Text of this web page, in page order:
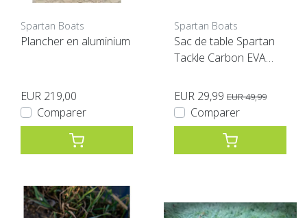
Spartan Boats
Plancher en aluminium
EUR 219,00
Comparer
Spartan Boats
Sac de table Spartan
Tackle Carbon EVA
EUR 29,99 EUR 49,99
Comparer